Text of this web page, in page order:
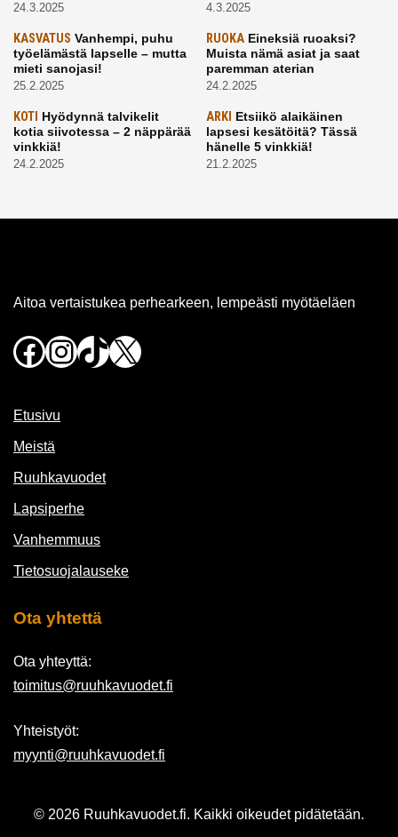
24.3.2025 4.3.2025
KASVATUS Vanhempi, puhu
työelämästä lapselle – mutta
mieti sanojasi!
25.2.2025
RUOKAEineksiä ruoaksi?
Muista nämä asiat ja saat
paremman aterian
24.2.2025
KOTI Hyödynnä talvikelit
kotia siivotessa – 2 näppärää
vinkkiä!
24.2.2025
ARKI Etsiikö alaikäinen
lapsesi kesätöitä? Tässä
hänelle 5 vinkkiä!
21.2.2025
Aitoa vertaistukea perhearkeen, lempeästi myötäeläen
Facebook
Instagram
TikTok
X
Etusivu
Meistä
Ruuhkavuodet
Lapsiperhe
Vanhemmuus
Tietosuojalauseke
Ota yhtettä
Ota yhteyttä:
toimitus@ruuhkavuodet.fi
Yhteistyöt:
myynti@ruuhkavuodet.fi
© 2026 Ruuhkavuodet.fi. Kaikki oikeudet pidätetään.